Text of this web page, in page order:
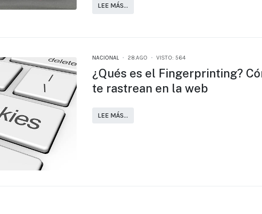
LEE MÁS…
NACIONAL 28.AGO VISTO: 564
¿Qués es el Fingerprinting?
te rastrean en la web
LEE MÁS…